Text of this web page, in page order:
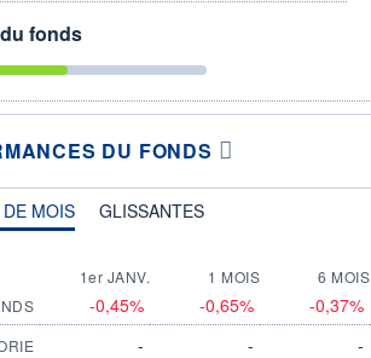
fonds
DU FONDS
MOIS GLISSANTES
1er JANV. 1 MOIS 6 MOIS
-0,45% -0,65% -0,37%
- - -